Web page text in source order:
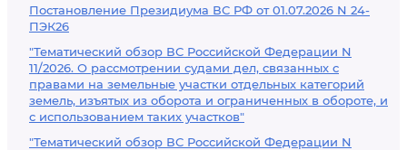
Постановление Президиума ВС РФ от 01.07.2026 N 24-
ПЭК26
"Тематический обзор ВС Российской Федерации N
11/2026. О рассмотрении судами дел, связанных с
правами на земельные участки отдельных категорий
земель, изъятых из оборота и ограниченных в обороте, и
с использованием таких участков"
"Тематический обзор ВС Российской Федерации N